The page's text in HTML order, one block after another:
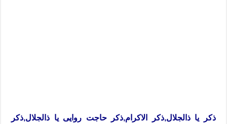
ذکر یا ذالجلال,ذکر الاکرام,ذکر حاجت روایی یا ذالجلال,ذکر